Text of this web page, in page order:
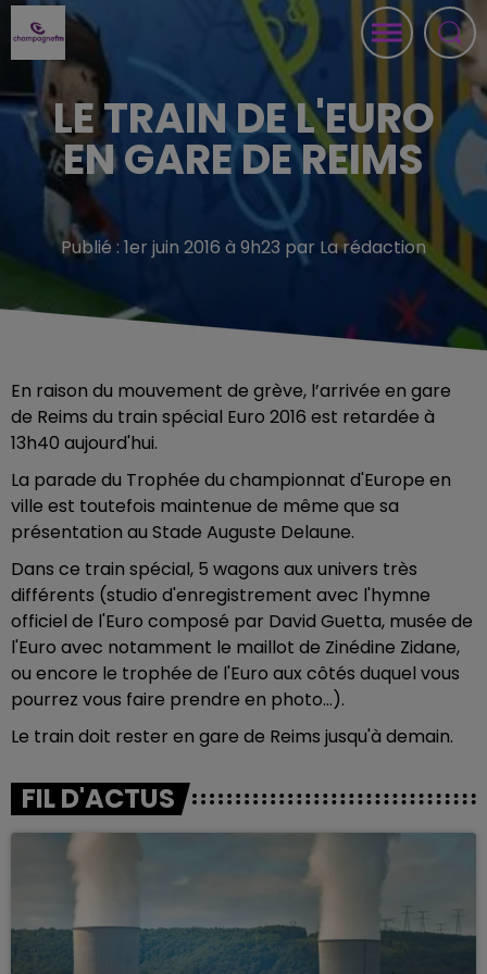
LE TRAIN DE L'EURO
EN GARE DE REIMS
Publié : 1er juin 2016 à 9h23 par La rédaction
En raison du mouvement de grève, l’arrivée en gare
de Reims du train spécial Euro 2016 est retardée à
13h40 aujourd'hui.
La parade du Trophée du championnat d'Europe en
ville est toutefois maintenue de même que sa
présentation au Stade Auguste Delaune.
Dans ce train spécial, 5 wagons aux univers très
différents (studio d'enregistrement avec l'hymne
officiel de l'Euro composé par David Guetta, musée de
l'Euro avec notamment le maillot de Zinédine Zidane,
ou encore le trophée de l'Euro aux côtés duquel vous
pourrez vous faire prendre en photo...).
Le train doit rester en gare de Reims jusqu'à demain.
FIL D'ACTUS